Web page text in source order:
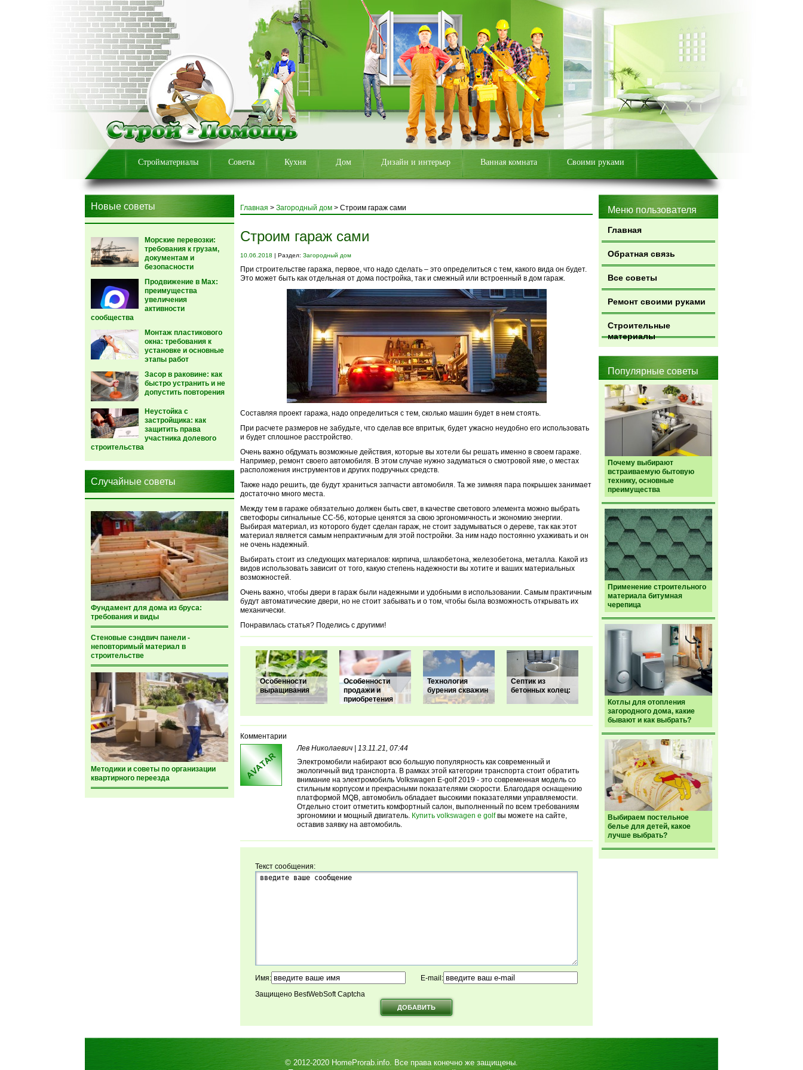
Стройматериалы Советы Кухня Дом Дизайн и интерьер Ванная комната Своими руками
Новые советы
Морские перевозки:
требования к грузам,
документам и
безопасности
Продвижение в Max:
преимущества
увеличения
активности
сообщества
Монтаж пластикового
окна: требования к
установке и основные
этапы работ
Засор в раковине: как
быстро устранить и не
допустить повторения
Неустойка с
застройщика: как
защитить права
участника долевого
строительства
Случайные советы
Фундамент для дома из бруса:
требования и виды
Стеновые сэндвич панели -
неповторимый материал в
строительстве
Методики и советы по организации
квартирного переезда
Меню пользователя
Главная
Обратная связь
Все советы
Ремонт своими руками
Строительные
материалы
Популярные советы
Почему выбирают
встраиваемую бытовую
технику, основные
преимущества
Применение строительного
материала битумная
черепица
Котлы для отопления
загородного дома, какие
бывают и как выбрать?
Выбираем постельное
белье для детей, какое
лучше выбрать?
Главная > Загородный дом > Строим гараж сами
Строим гараж сами
10.06.2018 | Раздел: Загородный дом
При строительстве гаража, первое, что надо сделать – это определиться с тем, какого вида он будет.
Это может быть как отдельная от дома постройка, так и смежный или встроенный в дом гараж.
Составляя проект гаража, надо определиться с тем, сколько машин будет в нем стоять.
При расчете размеров не забудьте, что сделав все впритык, будет ужасно неудобно его использовать
и будет сплошное расстройство.
Очень важно обдумать возможные действия, которые вы хотели бы решать именно в своем гараже.
Например, ремонт своего автомобиля. В этом случае нужно задуматься о смотровой яме, о местах
расположения инструментов и других подручных средств.
Также надо решить, где будут храниться запчасти автомобиля. Та же зимняя пара покрышек занимает
достаточно много места.
Между тем в гараже обязательно должен быть свет, в качестве светового элемента можно выбрать
светофоры сигнальные СС-56, которые ценятся за свою эргономичность и экономию энергии.
Выбирая материал, из которого будет сделан гараж, не стоит задумываться о дереве, так как этот
материал является самым непрактичным для этой постройки. За ним надо постоянно ухаживать и он
не очень надежный.
Выбирать стоит из следующих материалов: кирпича, шлакобетона, железобетона, металла. Какой из
видов использовать зависит от того, какую степень надежности вы хотите и ваших материальных
возможностей.
Очень важно, чтобы двери в гараж были надежными и удобными в использовании. Самым практичным
будут автоматические двери, но не стоит забывать и о том, чтобы была возможность открывать их
механически.
Понравилась статья? Поделись с другими!
Особенности
выращивания
Особенности
продажи и
приобретения
Технология
бурения скважин
Септик из
бетонных колец:
Комментарии
Лев Николаевич | 13.11.21, 07:44
Электромобили набирают всю большую популярность как современный и
экологичный вид транспорта. В рамках этой категории транспорта стоит обратить
внимание на электромобиль Volkswagen E-golf 2019 - это современная модель со
стильным корпусом и прекрасными показателями скорости. Благодаря оснащению
платформой MQB, автомобиль обладает высокими показателями управляемости.
Отдельно стоит отметить комфортный салон, выполненный по всем требованиям
эргономики и мощный двигатель. Купить volkswagen e golfвы можете на сайте,
оставив заявку на автомобиль.
Текст сообщения:
Имя:
E-mail:
Защищено BestWebSoft Captcha
© 2012-2020 HomeProrab.info. Все права конечно же защищены.